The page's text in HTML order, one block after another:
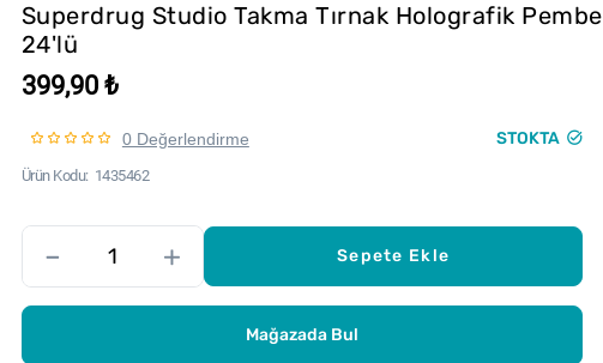
Superdrug Studio Takma Tırnak Holografik Pembe
24'lü
399,90 ₺
0 Değerlendirme STOKTA
Ürün Kodu 1435462
– + Sepete Ekle
Mağazada Bul